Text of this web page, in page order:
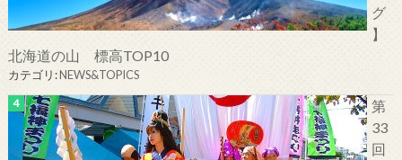
グ
】
北海道の山 標高TOP10
カテゴリ:NEWS&TOPICS
第
33
回